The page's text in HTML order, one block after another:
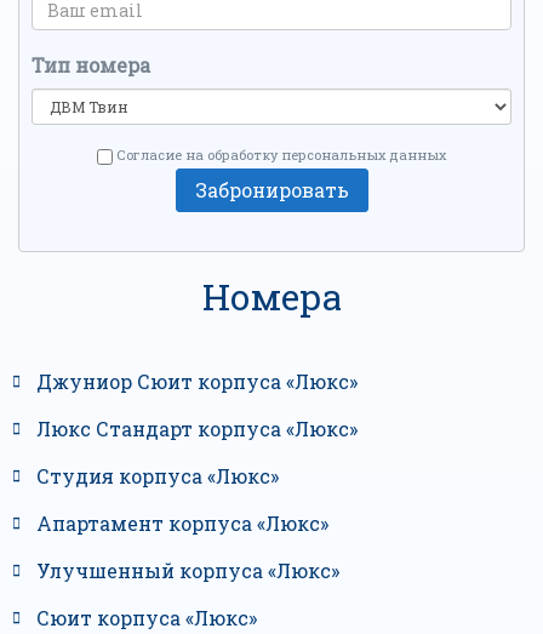
Тип номера
Согласие на обработку персональных данных
Забронировать
Номера
Джуниор Сюит корпуса «Люкс»
Люкс Стандарт корпуса «Люкс»
Студия корпуса «Люкс»
Апартамент корпуса «Люкс»
Улучшенный корпуса «Люкс»
Сюит корпуса «Люкс»